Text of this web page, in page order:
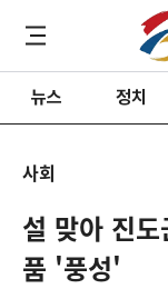
뉴스 정치
사회
설 맞아 진
품 '풍성'